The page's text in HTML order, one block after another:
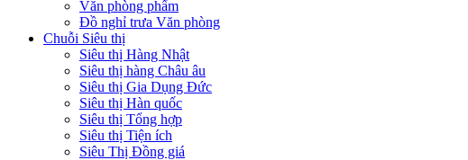
Văn phòng phẩm
Đồ nghỉ trưa Văn phòng
Chuỗi Siêu thị
Siêu thị Hàng Nhật
Siêu thị hàng Châu âu
Siêu thị Gia Dụng Đức
Siêu thị Hàn quốc
Siêu thị Tổng hợp
Siêu thị Tiện ích
Siêu Thị Đồng giá